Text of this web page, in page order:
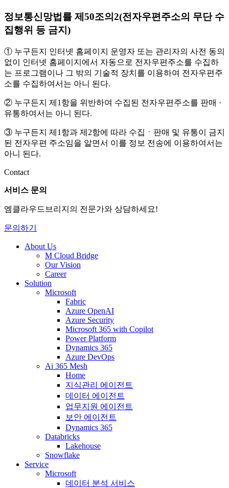
정보통신망법률 제50조의2(전자우편주소의 무단 수
집행위 등 금지)
① 누구든지 인터넷 홈페이지 운영자 또는 관리자의 사전 동의
없이 인터넷 홈페이지에서 자동으로 전자우편주소를 수집하
는 프로그램이나 그 밖의 기술적 장치를 이용하여 전자우편주
소를 수집하여서는 아니 된다.
② 누구든지 제1항을 위반하여 수집된 전자우편주소를 판매 ·
유통하여서는 아니 된다.
③ 누구든지 제1항과 제2항에 따라 수집ㆍ판매 및 유통이 금지
된 전자우편 주소임을 알면서 이를 정보 전송에 이용하여서는
아니 된다.
Contact
서비스 문의
엠클라우드브리지의 전문가와 상담하세요!
문의하기
About Us
M Cloud Bridge
Our Vision
Career
Solution
Microsoft
Fabric
Azure OpenAI
Azure Security
Microsoft 365 with Copilot
Power Platform
Dynamics 365
Azure DevOps
Ai 365 Mesh
Home
지식관리 에이전트
데이터 에이전트
업무지원 에이전트
보안 에이전트
Dynamics 365
Databricks
Lakehouse
Snowflake
Service
Microsoft
데이터 분석 서비스